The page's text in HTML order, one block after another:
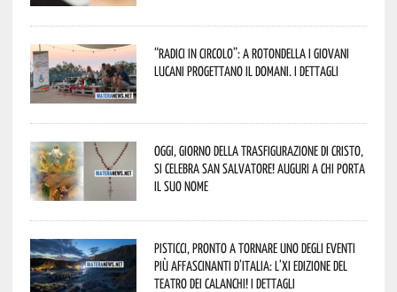
“Radici in Circolo”: a Rotondella i giovani
lucani progettano il domani. I dettagli
Oggi, giorno della Trasfigurazione di Cristo,
si celebra San Salvatore! Auguri a chi porta
il suo nome
Pisticci, pronto a tornare uno degli eventi
più affascinanti d’Italia: l’XI edizione del
Teatro dei Calanchi! I dettagli